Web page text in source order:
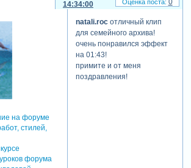
14:34:00
natali.rocотличный клип
для семейного архива!
очень понравился эффект
на 01:43!
примите и от меня
поздравления!